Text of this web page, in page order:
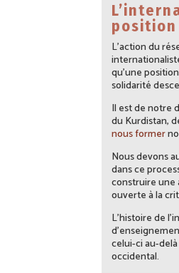
L’action du
qu’une
solidarité
Il est de notre
du Kurdistan,
nous former
Nous devons
dans ce
construire une
ouverte à la
L’histoire de
celui-ci au-
occidental.